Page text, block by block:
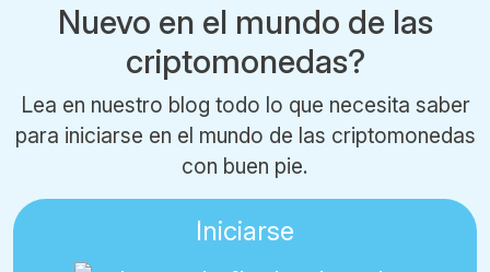
Nuevo en el mundo de las
criptomonedas?
Lea en nuestro blog todo lo que necesita saber
para iniciarse en el mundo de las criptomonedas
con buen pie.
Iniciarse